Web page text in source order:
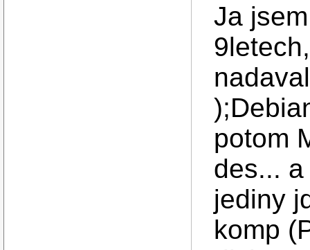
Ja
potom
des...
jediny
komp